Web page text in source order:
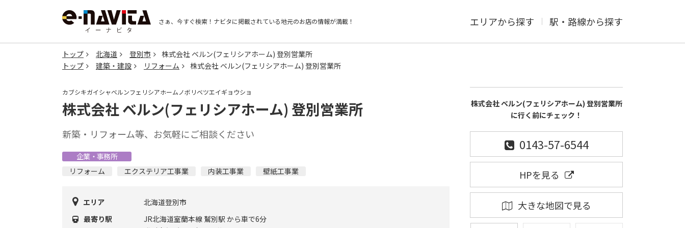
さぁ、今すぐ検索！ ナビタに掲載されている地元のお店の情報が満載！ エリアから探す 駅・路線から探す
トップ 北海道 登別市
株式会社 ベルン(フェリシアホーム) 登別営業所
トップ
建築・建設 リフォーム 株式会社 ベルン(フェリシアホーム) 登別営業所
カブシキガイシャベルンフェリシアホームノボリベツエイギョウショ
株式会社 ベルン(フェリシアホーム) 登別営業所
新築・リフォーム等、お気軽にご相談ください
企業・事務所
リフォーム
エクステリア工事業 内装工事業 壁紙工事業
エリア
北海道登別市
最寄り駅
JR北海道室蘭本線 鷲別駅 から車で6分
株式会社 ベルン(フェリシアホーム) 登別営業所
に行く前にチェック！
0143-57-6544
HPを見る
大きな地図で見る